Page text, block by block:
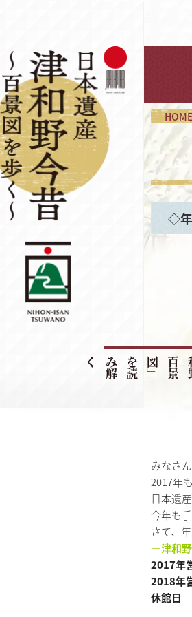
く
HOME
◇年
みなさ
2017年
日本遺
今年も
さて、
—津和
2017年
2018年
休館
1月